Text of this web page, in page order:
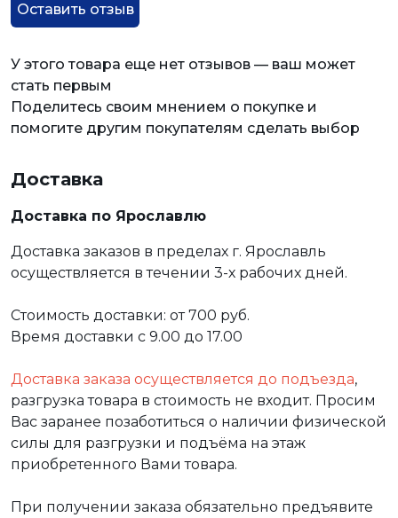
Оставить отзыв
У этого товара еще нет отзывов — ваш может
стать первым
Поделитесь своим мнением о покупке и
помогите другим покупателям сделать выбор
Доставка
Доставка по Ярославлю
Доставка заказов в пределах г. Ярославль
осуществляется в течении 3-х рабочих дней.
Стоимость доставки: от 700 руб.
Время доставки с 9.00 до 17.00
Доставка заказа осуществляется до подъезда,
разгрузка товара в стоимость не входит. Просим
Вас заранее позаботиться о наличии физической
силы для разгрузки и подъёма на этаж
приобретенного Вами товара.
При получении заказа обязательно предъявите